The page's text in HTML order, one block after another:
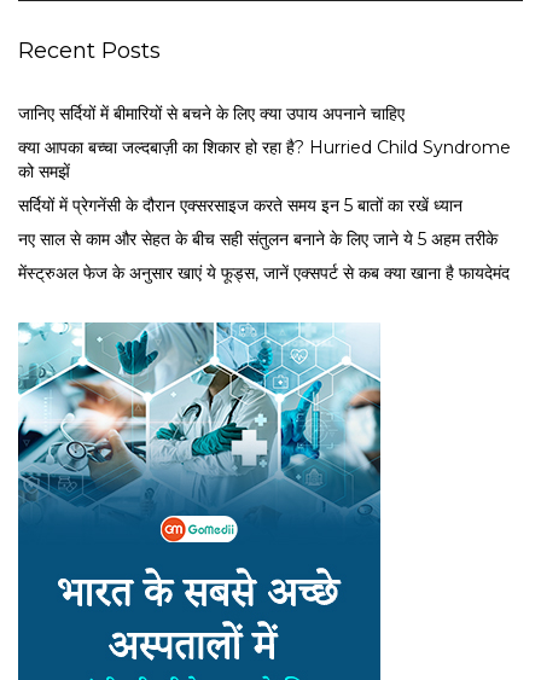
Recent Posts
जानिए सर्दियों में बीमारियों से बचने के लिए क्या उपाय अपनाने चाहिए
क्या आपका बच्चा जल्दबाज़ी का शिकार हो रहा है? Hurried Child Syndrome
को समझें
सर्द‍ियों में प्रेगनेंसी के दौरान एक्सरसाइज करते समय इन 5 बातों का रखें ध्यान
नए साल से काम और सेहत के बीच सही संतुलन बनाने के लिए जाने ये 5 अहम तरीके
मेंस्ट्रुअल फेज के अनुसार खाएं ये फूड्स, जानें एक्सपर्ट से कब क्या खाना है फायदेमंद